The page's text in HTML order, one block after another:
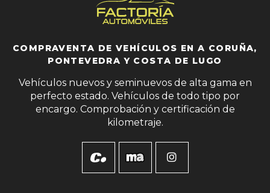
COMPRAVENTA DE VEHÍCULOS EN A CORUÑA,
PONTEVEDRA Y COSTA DE LUGO
Vehículos nuevos y seminuevos de alta gama en
perfecto estado. Vehículos de todo tipo por
encargo. Comprobación y certificación de
kilometraje.